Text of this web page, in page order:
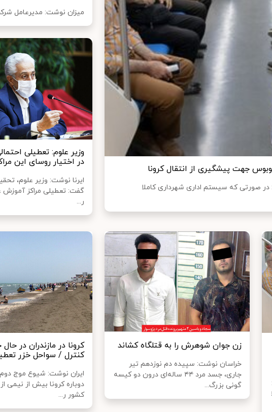
جهت پیشگیری از انتقال کرونا
صورتی که سیستم اداری شهرداری کاملا
میزان نوشت: مدیرعامل
وزیر علوم: تعطیلی
در اختیار روسای این
ایرنا نوشت: وزیر علوم،
گفت: تعطیلی مراکز آموزش
ر...
زن جوان شوهرش را به قتلگاه کشاند
خراسان نوشت: سپیده دم نوزدهم تیر
جاری، جسد مرد ۴۴ ساله‌ای درون دو کیسه
گونی بزرگ...
کرونا در مازندران در حال
کنترل / سواحل خزر
ایران نوشت: شیوع موج
دوباره کرونا بیش از نیمی
کشور ر...